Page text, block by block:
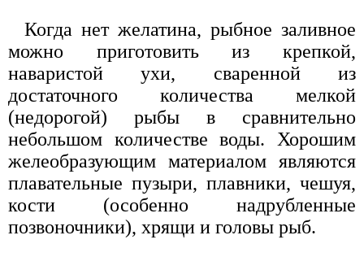
Когда нет желатина, рыбное заливное
можно приготовить из крепкой,
наваристой ухи, сваренной из
достаточного количества мелкой
(недорогой) рыбы в сравнительно
небольшом количестве воды. Хорошим
желеобразующим материалом являются
плавательные пузыри, плавники, чешуя,
кости (особенно надрубленные
позвоночники), хрящи и головы рыб.